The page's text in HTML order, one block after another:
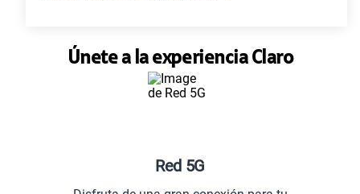
Únete a la experiencia Claro